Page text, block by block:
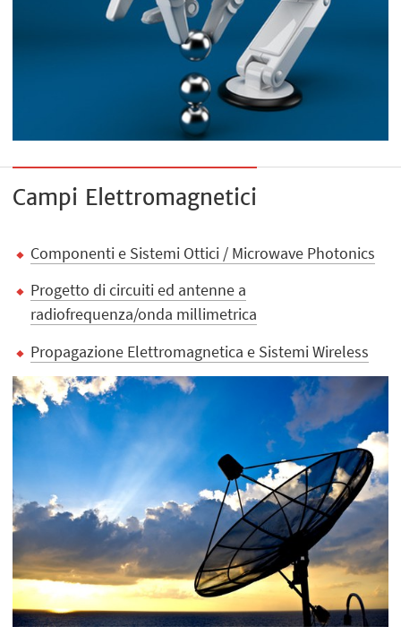
Campi Elettromagnetici
Componenti e Sistemi Ottici / Microwave Photonics
Progetto di circuiti ed antenne a
radiofrequenza/onda millimetrica
Propagazione Elettromagnetica e Sistemi Wireless